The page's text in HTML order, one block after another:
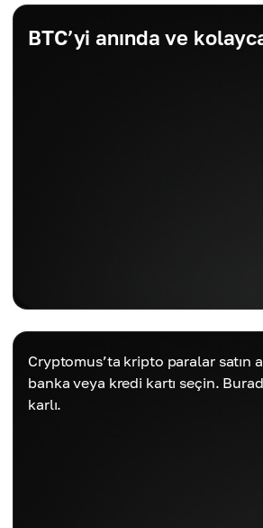
BTC’yi anında ve
Cryptomus’ta kripto paralar satın
banka veya kredi kartı seçin.
karlı.